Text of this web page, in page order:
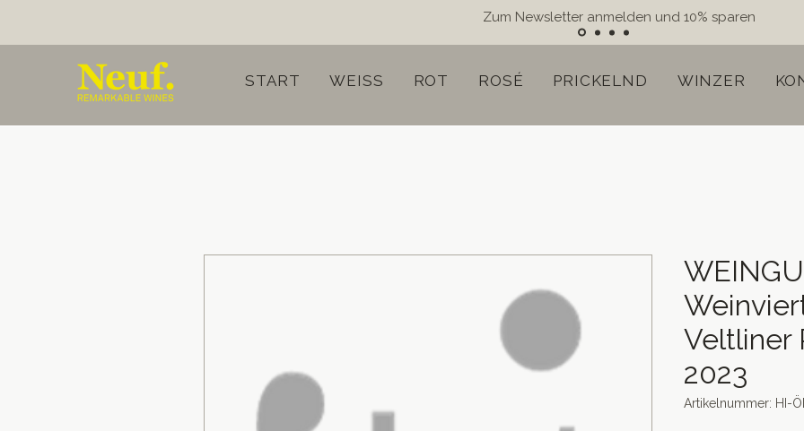
Zum Newsletter anmelden und 10% sparen
START WEISS ROT ROSÉ PRICKELND WINZER
Veltliner
2023
Artikelnummer: HI-